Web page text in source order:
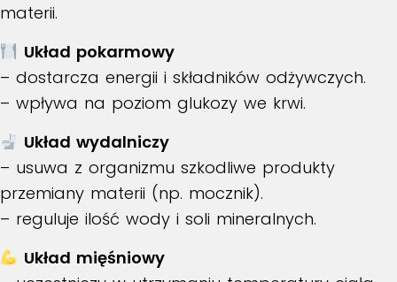
materii.
Układ pokarmowy
– dostarcza energii i składników odżywczych.
– wpływa na poziom glukozy we krwi.
Układ wydalniczy
– usuwa z organizmu szkodliwe produkty
przemiany materii (np. mocznik).
– reguluje ilość wody i soli mineralnych.
Układ mięśniowy